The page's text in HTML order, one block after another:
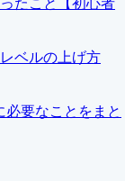
ベルの上げ方
必要なことをまと